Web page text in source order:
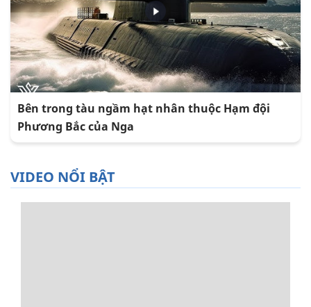
Bên trong tàu ngầm hạt nhân thuộc Hạm đội
Phương Bắc của Nga
VIDEO NỔI BẬT